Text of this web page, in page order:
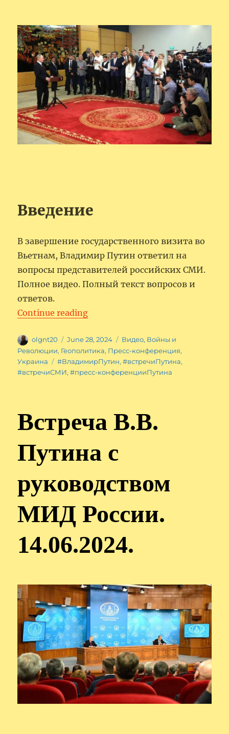
Введение
В завершение государственного визита во
Вьетнам, Владимир Путин ответил на
вопросы представителей российских СМИ.
Полное видео. Полный текст вопросов и
ответов.
Continue reading“Владимир Путин ответил на
Author
olgnt20
Posted
on
June 28, 2024 Categories
Видео, Войны и
Революции, Геополитика, Пресс-конференция,
Украина
Tags
#ВладимирПутин,#встречиПутина,
#встречиСМИ,#пресс-конференцииПутина
Встреча В.В.
Путина с
руководством
МИД России.
14.06.2024.